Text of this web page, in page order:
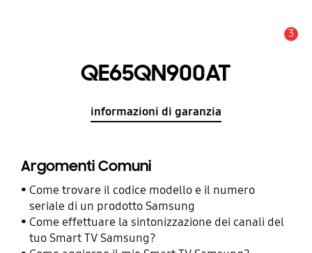
3
QE65QN900AT
informazioni di garanzia
Argomenti Comuni
Come trovare il codice modello e il numero
seriale di un prodotto Samsung
Come effettuare la sintonizzazione dei canali del
tuo Smart TV Samsung?